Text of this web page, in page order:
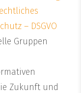
– DSGVO
Gruppen
Zukunft und